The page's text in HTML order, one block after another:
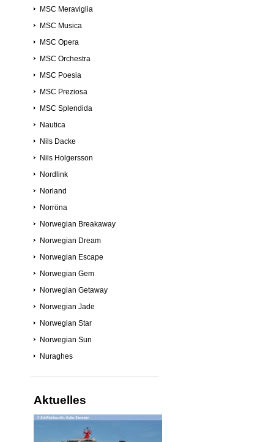
MSC Meraviglia
MSC Musica
MSC Opera
MSC Orchestra
MSC Poesia
MSC Preziosa
MSC Splendida
Nautica
Nils Dacke
Nils Holgersson
Nordlink
Norland
Norröna
Norwegian Breakaway
Norwegian Dream
Norwegian Escape
Norwegian Gem
Norwegian Getaway
Norwegian Jade
Norwegian Star
Norwegian Sun
Nuraghes
Aktuelles